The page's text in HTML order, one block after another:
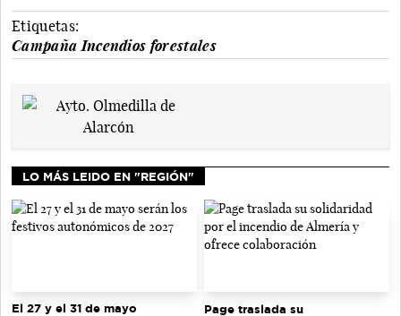
Etiquetas:
Campaña Incendios forestales
LO MÁS LEIDO EN "REGIÓN"
El 27 y el 31 de mayo
Page traslada su